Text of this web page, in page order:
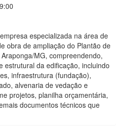
especializada na área de
obra de ampliação do Plantão de
MG, compreendendo,
estrutural da edificação, incluindo
infraestrutura (fundação),
alvenaria de vedação e
projetos, planilha orçamentária,
documentos técnicos que